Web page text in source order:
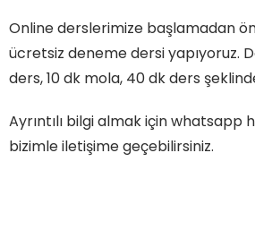
Online derslerimize başlamadan
ücretsiz deneme dersi yapıyoruz.
ders, 10 dk mola, 40 dk ders
Ayrıntılı bilgi almak için whatsapp
bizimle iletişime geçebilirsiniz.